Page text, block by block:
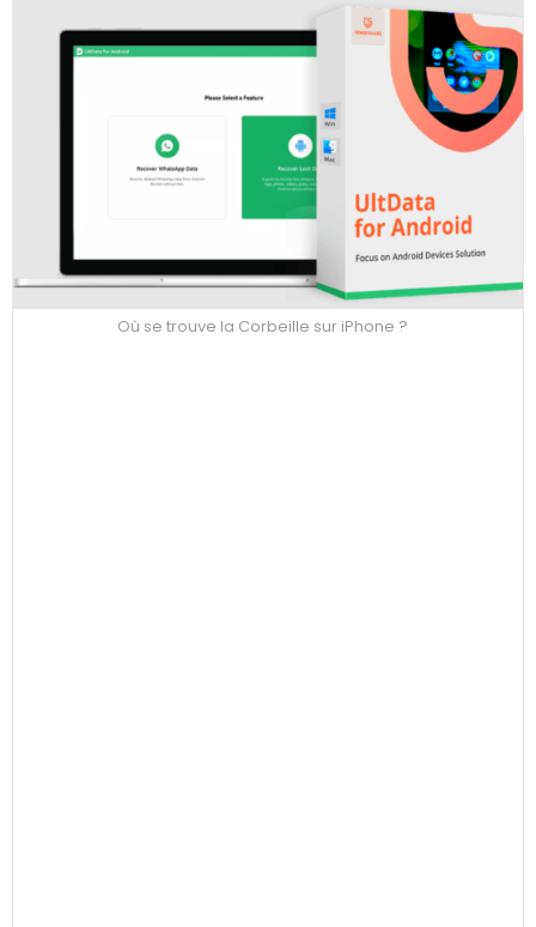
Où se trouve la Corbeille sur iPhone ?